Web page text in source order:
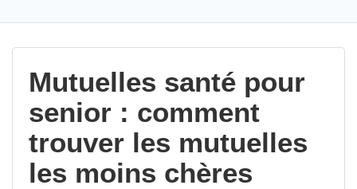
Mutuelles santé pour
senior : comment
trouver les mutuelles
les moins chères